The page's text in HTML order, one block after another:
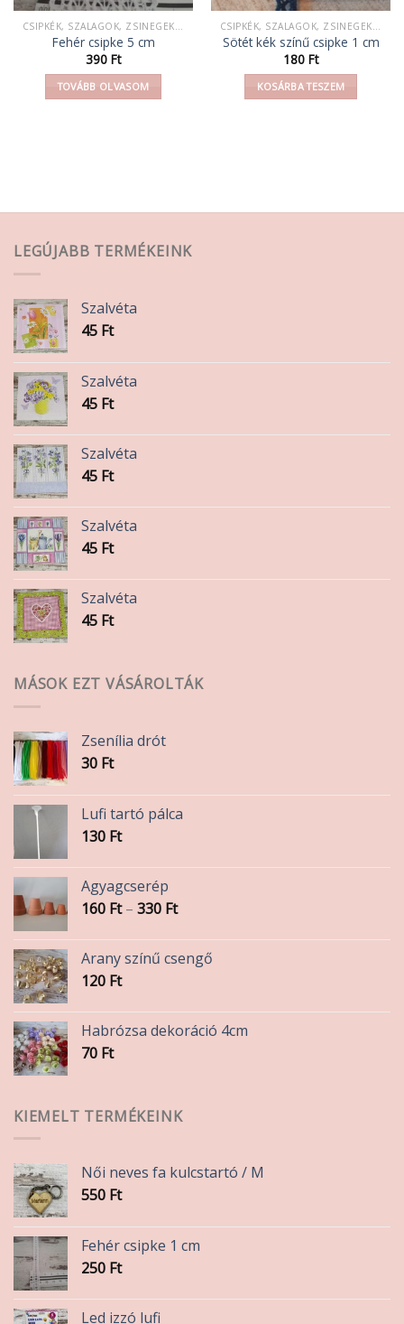
CSIPKÉK, SZALAGOK, ZSINEGEK, KÖTELEK, FONAL,
Fehér csipke 5 cm
390 Ft
TOVÁBB OLVASOM
CSIPKÉK, SZALAGOK, ZSINEGEK, KÖTELEK, FONAL,
Sötét kék színű csipke 1 cm
180 Ft
KOSÁRBA TESZEM
LEGÚJABB TERMÉKEINK
Szalvéta
45 Ft
Szalvéta
45 Ft
Szalvéta
45 Ft
Szalvéta
45 Ft
Szalvéta
45 Ft
MÁSOK EZT VÁSÁROLTÁK
Zsenília drót
30 Ft
Lufi tartó pálca
130 Ft
Agyagcserép
160 Ft – 330 FtÁrtartomány:
-
330 Ft
Arany színű csengő
120 Ft
Habrózsa dekoráció 4cm
70 Ft
KIEMELT TERMÉKEINK
Női neves fa kulcstartó / M
550 Ft
Fehér csipke 1 cm
250 Ft
Led izzó lufi